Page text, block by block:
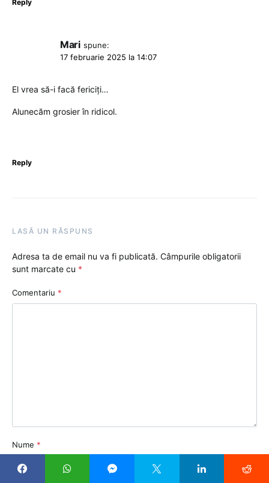
Reply
Mari spune:
17 februarie 2025 la 14:07
El vrea să-i facă fericiți…
Alunecăm grosier în ridicol.
Reply
LASĂ UN RĂSPUNS
Adresa ta de email nu va fi publicată. Câmpurile obligatorii
sunt marcate cu *
Comentariu *
Nume *